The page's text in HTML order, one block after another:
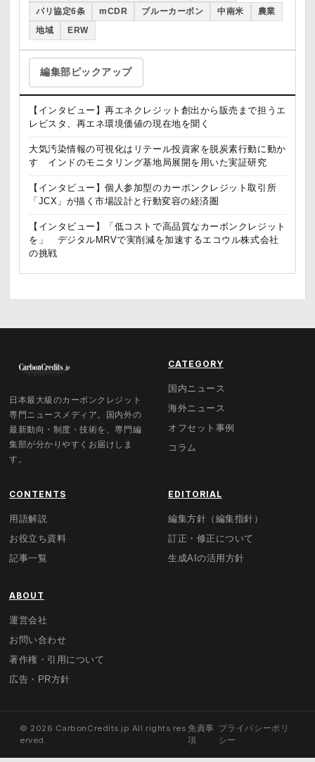
パリ協定6条 mCDR ブルーカーボン 中南米 農業
地域 ERW
編集部ピックアップ
【インタビュー】再エネクレジット創出から販売まで担うエ
レビスタ、再エネ環境価値の現在地を聞く
大気汚染情報の可視化はリテール投資家を脱炭素行動に動か
す インドのモニタリング基地局展開を用いた実証研究
【インタビュー】個人参加型のカーボンクレジット取引所
「JCX」が描く市場設計と行動変容の経済圏
【インタビュー】「低コストで高品質なカーボンクレジット
を」 デジタルMRVで実削減を加速するエコウル株式会社
の挑戦
日本最大級のカーボンクレジット
専門ニュースメディア。国内外の
最新動向・制度・技術を、専門編
集部が分かりやすくお届けしま
す。
CATEGORY
国内ニュース
海外ニュース
オフセット事例
コラム
CONTENTS
用語解説
お役立ち資料
記事一覧
EDITORIAL
編集方針（編集指針）
訂正・修正について
生成AIの活用方針
ABOUT
運営会社
お問い合わせ
著作権・引用について
広告・PR方針
© 2026 CarbonCredits.jp All rights res
erved.
免責事
項
プライバシーポリ
シー